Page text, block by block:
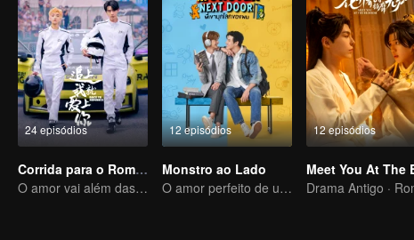
24 episódios
Corrida para o Romance
O amor vai além das fronteiras, a Glory United como parceira
12 episódios
Monstro ao Lado
O amor perfeito de um garoto introvertido e extrovertido
12 episódios